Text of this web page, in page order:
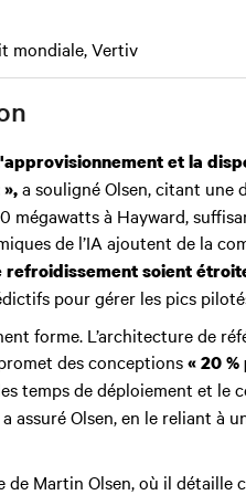
mondiale, Vertiv
et la
a souligné Olsen, citant une
mégawatts à Hayward,
de l’IA ajoutent de la
soient
pour gérer les pics
forme. L’architecture de
des conceptions« 20
temps de déploiement et le
a assuré Olsen, en le reliant à
Martin Olsen, où il détaille